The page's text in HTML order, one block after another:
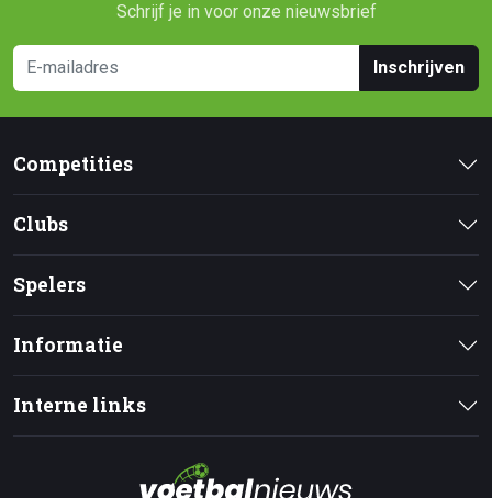
Schrijf je in voor onze nieuwsbrief
Inschrijven
Competities
Clubs
Spelers
Informatie
Interne links